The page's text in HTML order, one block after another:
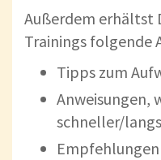
Außerdem erhältst
Trainings folgende
Tipps zum
Anweisungen,
schneller/
Empfehlungen